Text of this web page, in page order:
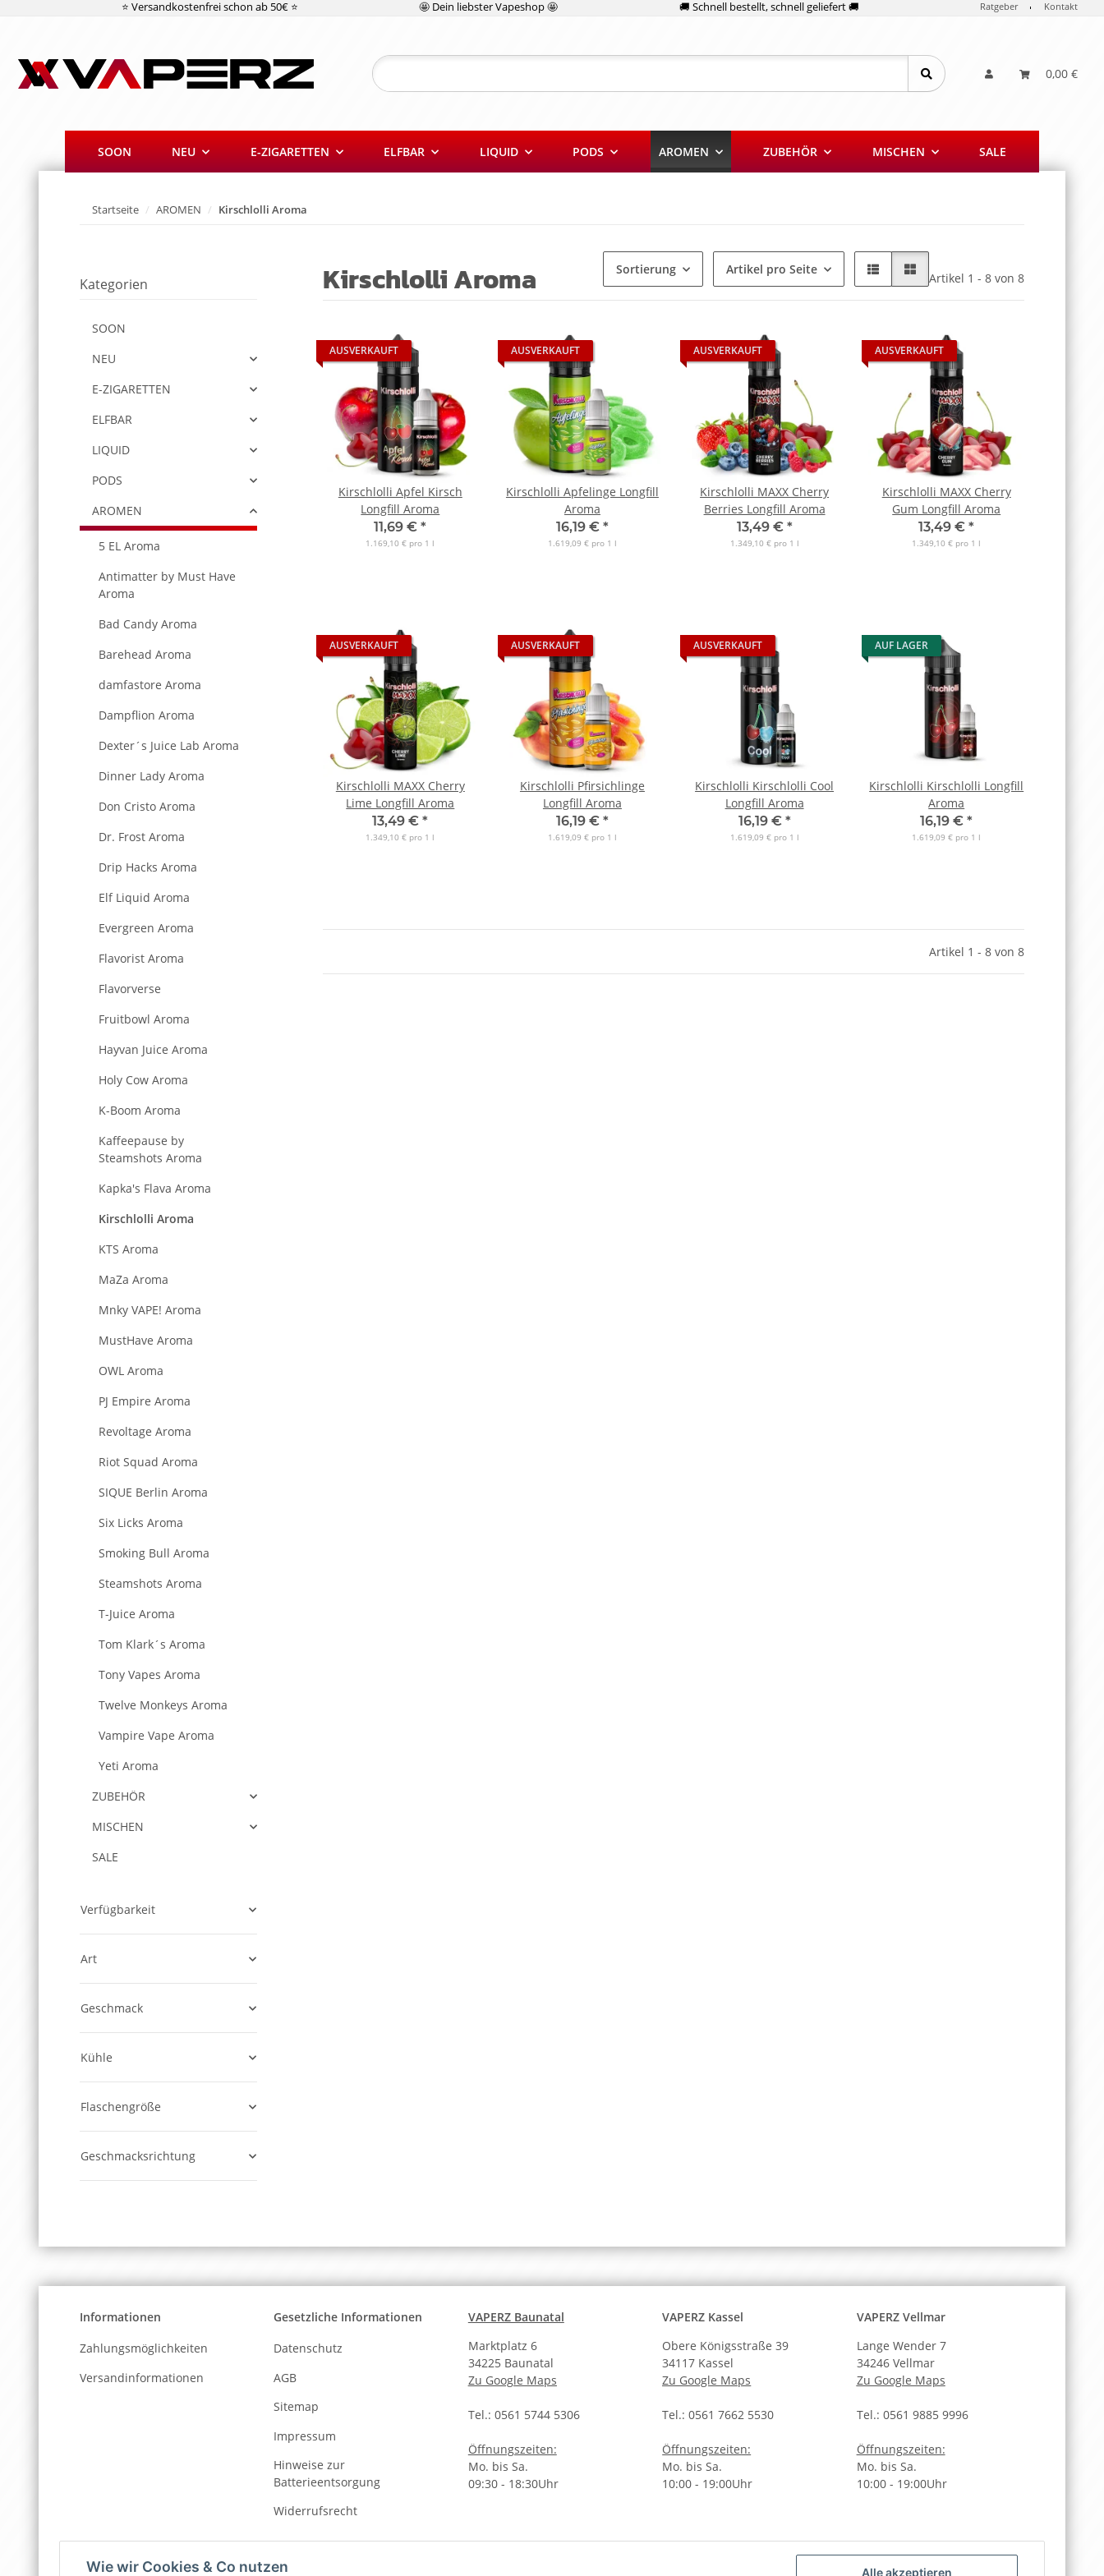
Alle akzeptieren
Wie wir Cookies & Co nutzen
Ratgeber Kontakt
⭐ Versandkostenfrei schon ab 50€ ⭐ 🤩 Dein liebster Vapeshop 🤩 🚚 Schnell bestellt, schnell geliefert 🚚
0,00 €
SOON NEU E-ZIGARETTEN ELFBAR LIQUID PODS AROMEN ZUBEHÖR MISCHEN SALE
Startseite AROMEN Kirschlolli Aroma
Kirschlolli Aroma Sortierung Artikel pro Seite
Artikel 1 - 8 von 8
AUSVERKAUFT
Kirschlolli Apfel Kirsch
Longfill Aroma
11,69 €*
1.169,10 € pro 1 l
AUSVERKAUFT
Kirschlolli Apfelinge Longfill
Aroma
16,19 € *
1.619,09 € pro 1 l
AUSVERKAUFT
Kirschlolli MAXX Cherry
Berries Longfill Aroma
13,49 € *
1.349,10 € pro 1 l
AUSVERKAUFT
Kirschlolli MAXX Cherry
Gum Longfill Aroma
13,49 €*
1.349,10 € pro 1 l
AUSVERKAUFT
Kirschlolli MAXX Cherry
Lime Longfill Aroma
13,49 €*
1.349,10 € pro 1 l
AUSVERKAUFT
Kirschlolli Pfirsichlinge
Longfill Aroma
16,19 € *
1.619,09 € pro 1 l
AUSVERKAUFT
Kirschlolli Kirschlolli Cool
Longfill Aroma
16,19 € *
1.619,09 € pro 1 l
AUF LAGER
Kirschlolli Kirschlolli Longfill
Aroma
16,19 €*
1.619,09 € pro 1 l
Artikel 1 - 8 von 8
Kategorien
SOON
NEU
E-ZIGARETTEN
ELFBAR
LIQUID
PODS
AROMEN
5 EL Aroma
Antimatter by Must Have
Aroma
Bad Candy Aroma
Barehead Aroma
damfastore Aroma
Dampflion Aroma
Dexter´s Juice Lab Aroma
Dinner Lady Aroma
Don Cristo Aroma
Dr. Frost Aroma
Drip Hacks Aroma
Elf Liquid Aroma
Evergreen Aroma
Flavorist Aroma
Flavorverse
Fruitbowl Aroma
Hayvan Juice Aroma
Holy Cow Aroma
K-Boom Aroma
Kaffeepause by
Steamshots Aroma
Kapka's Flava Aroma
Kirschlolli Aroma
KTS Aroma
MaZa Aroma
Mnky VAPE! Aroma
MustHave Aroma
OWL Aroma
PJ Empire Aroma
Revoltage Aroma
Riot Squad Aroma
SIQUE Berlin Aroma
Six Licks Aroma
Smoking Bull Aroma
Steamshots Aroma
T-Juice Aroma
Tom Klark´s Aroma
Tony Vapes Aroma
Twelve Monkeys Aroma
Vampire Vape Aroma
Yeti Aroma
ZUBEHÖR
MISCHEN
SALE
Verfügbarkeit
Art
Geschmack
Kühle
Flaschengröße
Geschmacksrichtung
Informationen
Zahlungsmöglichkeiten
Versandinformationen
Gesetzliche Informationen
Datenschutz
AGB
Sitemap
Impressum
Hinweise zur
Batterieentsorgung
Widerrufsrecht
VAPERZ Baunatal
Marktplatz 6
34225 Baunatal
Zu Google Maps
Tel.: 0561 5744 5306
Öffnungszeiten:
Mo. bis Sa.
09:30 - 18:30Uhr
VAPERZ Kassel
Obere Königsstraße 39
34117 Kassel
Zu Google Maps
Tel.: 0561 7662 5530
Öffnungszeiten:
Mo. bis Sa.
10:00 - 19:00Uhr
VAPERZ Vellmar
Lange Wender 7
34246 Vellmar
Zu Google Maps
Tel.: 0561 9885 9996
Öffnungszeiten:
Mo. bis Sa.
10:00 - 19:00Uhr